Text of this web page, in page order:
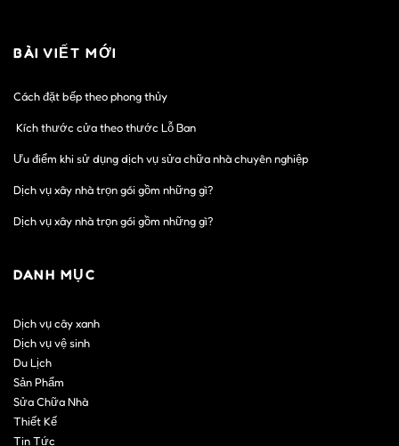
BÀI VIẾT MỚI
Cách đặt bếp theo phong thủy
Kích thước cửa theo thước Lỗ Ban
Ưu điểm khi sử dụng dịch vụ sửa chữa nhà chuyên nghiệp
Dịch vụ xây nhà trọn gói gồm những gì?
Dịch vụ xây nhà trọn gói gồm những gì?
DANH MỤC
Dịch vụ cây xanh
Dịch vụ vệ sinh
Du Lịch
Sản Phẩm
Sửa Chữa Nhà
Thiết Kế
Tin Tức